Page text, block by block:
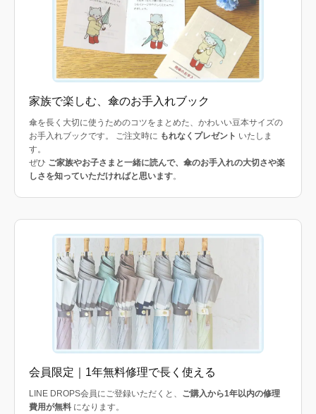
家族で楽しむ、傘のお手入れブック
傘を長く大切に使うためのコツをまとめた、かわいい豆本サイズの
お手入れブックです。 ご注文時に もれなくプレゼント いたしま
す。
ぜひ ご家族やお子さまと一緒に読んで、傘のお手入れの大切さや楽
しさを知っていただければと思います。
会員限定｜1年無料修理で長く使える
LINE DROPS会員にご登録いただくと、 ご購入から1年以内の修理
費用が無料 になります。